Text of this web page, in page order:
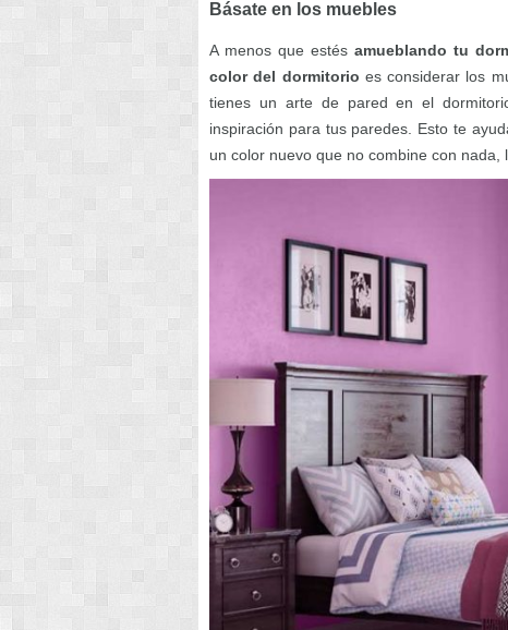
Básate en los muebles
A menos que estés amueblando tu
color del dormitorio es considerar los
tienes un arte de pared en el
inspiración para tus paredes. Esto te
un color nuevo que no combine con